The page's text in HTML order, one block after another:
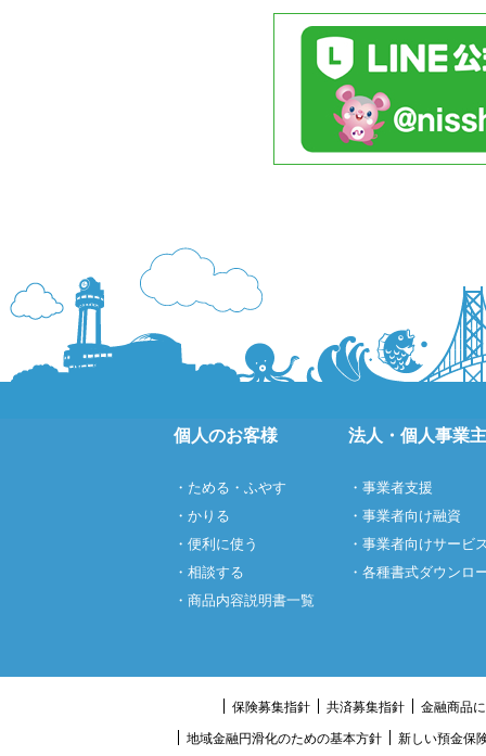
個人のお客様
・ためる・ふやす
・かりる
・便利に使う
・相談する
・商品内容説明書一覧
法人・個人事業
・事業者支援
・事業者向け融資
・事業者向けサービ
・各種書式ダウンロ
保険募集指針 共済募集指針 金融商品
地域金融円滑化のための基本方針 新しい預金保